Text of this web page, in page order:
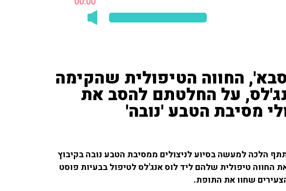
החווה הטיפולית שהקימה
על החלטתם להסב את
מסיבת הטבע 'נובה'
הלכה למעשה בסיוע לניצולים ממסיבת הטבע נובה בקיבוץ
החווה טיפולית שלהם ליד לוס אנג'לס לטיפול בבעיות פוסט
שחוו את התופת.